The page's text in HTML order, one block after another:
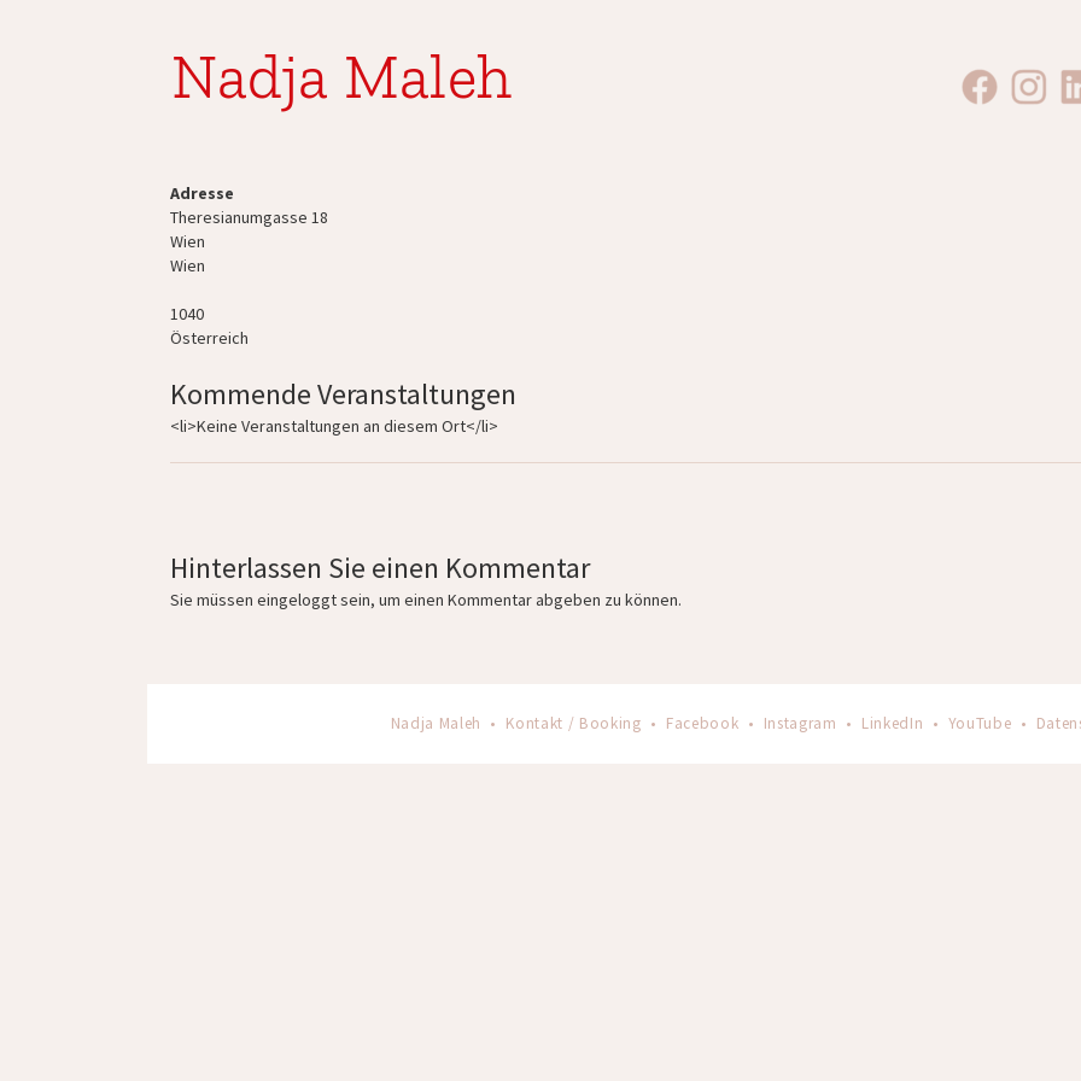
Nadja Maleh
Adresse
Theresianumgasse 18
Wien
Wien
1040
Österreich
Kommende Veranstaltungen
<li>Keine Veranstaltungen an diesem Ort</li>
Hinterlassen Sie einen Kommentar
Sie müssen eingeloggtsein, um einen Kommentar abgeben zu können.
Nadja Maleh • Kontakt / Booking • Facebook • Instagram • LinkedIn • YouTube •